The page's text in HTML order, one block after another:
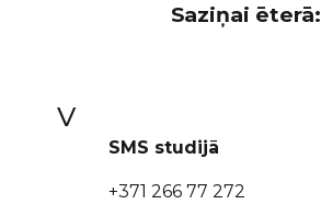
Saziņai ēterā:
v
SMS studijā
+371 266 77 272